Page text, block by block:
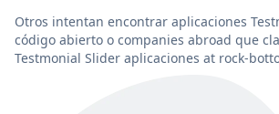
Otros intentan encontrar aplicaciones
código abierto o companies abroad que
Testmonial Slider aplicaciones at rock-